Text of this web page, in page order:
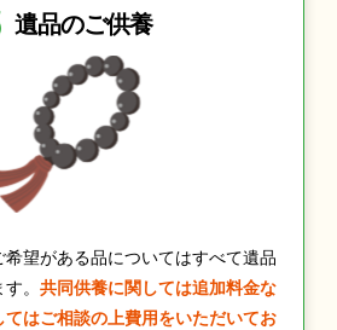
遺品のご供養
望がある品についてはすべて遺品
。 共同供養に関しては追加料金な
てはご相談の上費用をいただいてお